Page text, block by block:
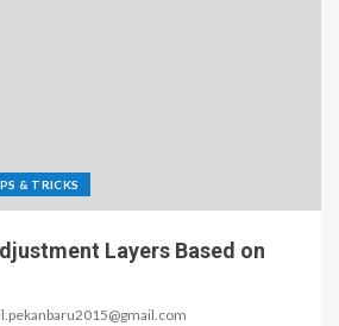
& TRICKS
Layers Based on